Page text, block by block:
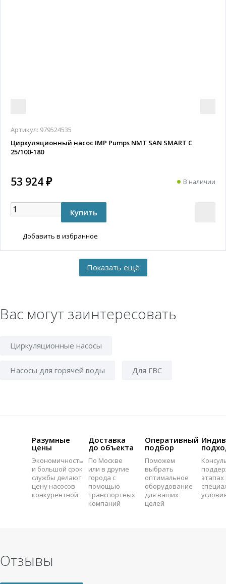
Артикул: 979524535
Циркуляционный насос IMP Pumps NMT SAN SMART C
25/100-180
53 924 ₽ В наличии
Добавить в избранное
Вас могут заинтересовать
Циркуляционные насосы
Насосы для горячей воды Для ГВС
Разумные
цены
Экономичность
и большой срок
службы делают
цену насосов
конкурентной
Доставка
до объекта
По Москве
или в другие
города с
помощью
транспортных
компаний
Оперативный
подбор
Поможем
выбрать
оптимальное
оборудование
для ваших
целей
этапах
Отзывы